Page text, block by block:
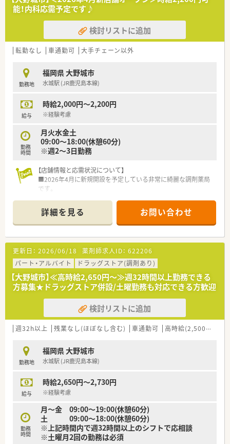
す。
■薬剤師資格を持つ社長自らが現場のサポートに入っており、経
営陣と現場の距離が近く、意見が通りやすい風通しの良さが魅力
■社員の定着率が非常に高いことが自慢で、中には20年近く勤
務を続けている方もいるほど、腰を据えて働ける良好な環境で
【募集背景と求める人物像について】
■現在就業中のパート薬剤師が勤務日数を減らすことになった
ます。
■社長が人柄を重視した採用を行っているため、周囲と協力しな
ます。
■外来だけでなく在宅業務に対しても前向きに取り組める方や、
患者様とのコミュニケーションを大切にできる方を求めていま
能！内科応需予定です♪
検討リストに追加
転勤なし 車通勤可 大手チェーン以外
勤務地
福岡県 大野城市
水城駅 (JR鹿児島本線)
給与
時給2,000円～2,200円
※経験考慮
勤務
時間
月火水金土
09:00～18:00(休憩60分)
※週2～3日勤務
【店舗情報と応需状況について】
■2026年4月に新規開設を予定している非常に綺麗な調剤薬局
です。
つき1日あたりの処方箋枚数は現在のところ未定となっておりま
す。
■勤務体制は薬剤師1名と事務スタッフの構成を予定しており、
一人ひとりの患者様とじっくり向き合える環境が整う見込みで
す。
【法人特徴について】
■福岡市を中心に調剤薬局4店舗と漢方相談薬局2店舗の計6店
舗を展開しており、地域に根ざした運営を48年以上続けていま
す。
■調剤業務のみならず漢方専門店の運営やインターネット通販
事業も手掛けており、多角的な視点で薬剤師の職能を広げている
法人です。
■福岡市内の近隣店舗との連携体制が非常に強固であり、困った
ます。
【募集背景と求める人物像について】
募であり、新しい薬局を一緒に盛り上げてくれる方を求めていま
す。
に貢献したいという意欲と勉強熱心な姿勢をお持ちの方を大歓
迎します。
■法人の理念や方針に共感し、周囲のスタッフや患者様との信頼
関係を大切にしながら、誠実に業務へ取り組める方を募集してい
詳細を見る お問い合わせ
更新日： 2026/06/18 薬剤師求人ID： 622206
パート・アルバイト
ドラッグストア(調剤あり)
【大野城市】≪高時給2,650円～≫週32時間以上勤務できる
方募集★ドラッグストア併設/土曜勤務も対応できる方歓迎
検討リストに追加
週32h以上 残業なし(ほぼなし含む) 車通勤可 高時給(2,500円以上)
勤務地
福岡県 大野城市
水城駅 (JR鹿児島本線)
給与
時給2,650円～2,730円
※経験考慮
勤務
時間
月～金 09:00～19:00(休憩60分)
土 09:00～18:00(休憩60分)
※上記時間内で週32時間以上のシフトで応相談
※土曜月2回の勤務は必須